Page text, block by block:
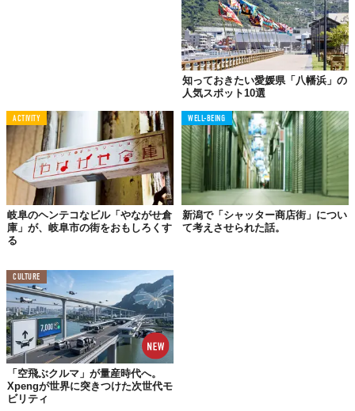
商店街にある「愛花亭」で食べられるのは、イカスミを使った黒
だしのスープ。サービスには黒ライスもついてきます。黒いちゃ
んぽんってどうなんだろう……と思いきや、魚介の風味が濃厚
で、とてもおいしくいただきました。
麺の気分じゃないときは、黒いお好み焼きもどうぞ。
知っておきたい愛媛県「八幡浜」の
人気スポット10選
ACTIVITY
岐阜のヘンテコなビル「やながせ倉
庫」が、岐阜市の街をおもしろくす
る
WELL-BEING
新潟で「シャッター商店街」につい
て考えさせられた話。
CULTURE
「空飛ぶクルマ」が量産時代へ。
Xpengが世界に突きつけた次世代モ
ビリティ